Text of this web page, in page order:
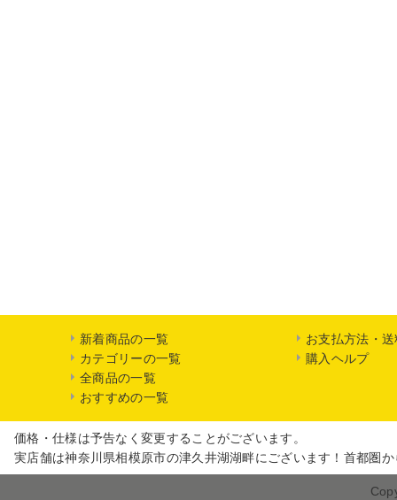
新着商品の一覧
カテゴリーの一覧
全商品の一覧
おすすめの一覧
お支払方法・送
購入ヘルプ
価格・仕様は予告なく変更することがございます。
実店舗は神奈川県相模原市の津久井湖湖畔にございます！首都圏